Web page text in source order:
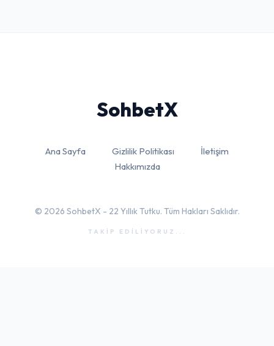
SohbetX
Ana Sayfa Gizlilik Politikası
İletişim
Hakkımızda
© 2026 SohbetX - 22 Yıllık Tutku. Tüm Hakları Saklıdır.
TAKİP EDİLİYORUZ...